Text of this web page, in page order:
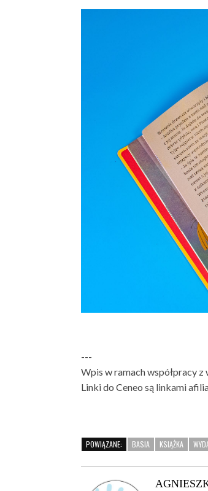
---
Wpis w ramach współpracy
Linki do Ceneo są linkami
POWIĄZANE: BASIA KSIĄŻKA